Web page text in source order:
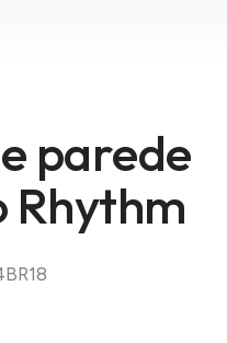
parede
Rhythm